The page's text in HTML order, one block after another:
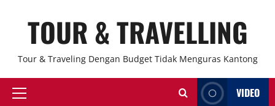
TOUR & TRAVELLING
Tour & Traveling Dengan Budget Tidak Menguras Kantong
Primary
VIDEO